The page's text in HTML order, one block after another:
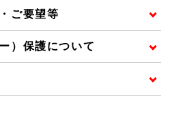
ご要望等
）保護について